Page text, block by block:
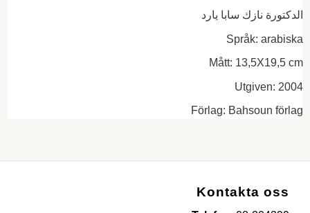
الدكتورة نازك سابا يارد
Språk: arabiska
Mått: 13,5X19,5 cm
Utgiven: 2004
Förlag: Bahsoun förlag
Kontakta oss